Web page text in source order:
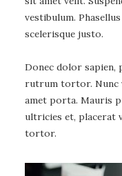
vestibulum.
scelerisque justo.
Donec dolor sapien,
rutrum tortor. Nunc
amet porta. Mauris
ultricies et, placerat
tortor.